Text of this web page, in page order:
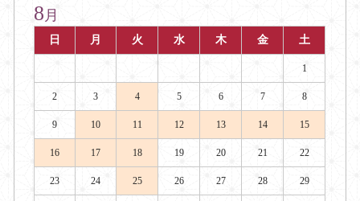
8 月
日 月 火 水 木 金 土
1
2 3 4 5 6 7 8
9 10 11 12 13 14 15
16 17 18 19 20 21 22
23 24 25 26 27 28 29